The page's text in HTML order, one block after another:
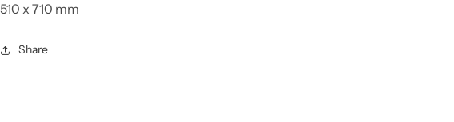
510 x 710 mm
Share